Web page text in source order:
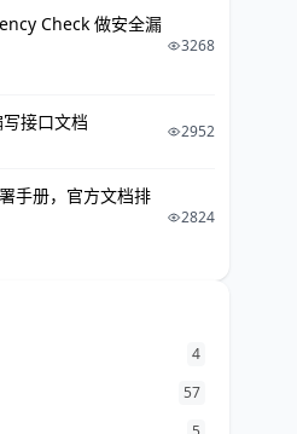
Check 做安全漏
3268
接口文档 2952
手册，官方文档排
2824
4
57